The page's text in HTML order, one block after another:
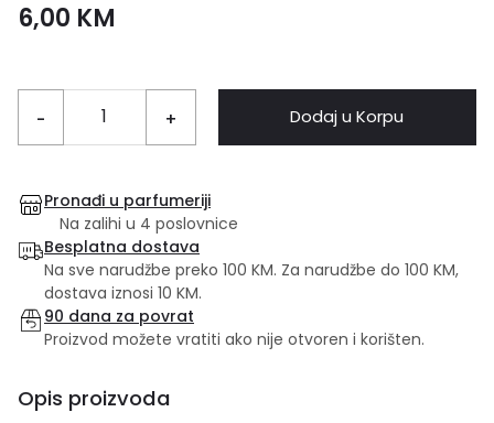
6,00 KM
- + Dodaj u Korpu
Pronađi u parfumeriji
Na zalihi u 4 poslovnice
Besplatna dostava
Na sve narudžbe preko 100 KM. Za narudžbe do 100 KM,
dostava iznosi 10 KM.
90 dana za povrat
Proizvod možete vratiti ako nije otvoren i korišten.
Opis proizvoda